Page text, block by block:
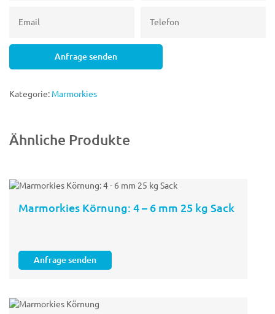
Anfrage senden
Kategorie: Marmorkies
Ähnliche Produkte
Marmorkies Körnung: 4 – 6 mm 25 kg Sack
Anfrage senden